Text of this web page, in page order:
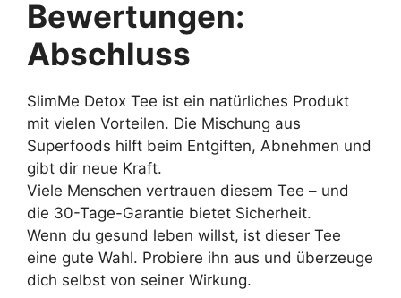
Bewertungen:
Abschluss
SlimMe Detox Tee ist ein natürliches Produkt
mit vielen Vorteilen. Die Mischung aus
Superfoods hilft beim Entgiften, Abnehmen und
gibt dir neue Kraft.
Viele Menschen vertrauen diesem Tee – und
die 30-Tage-Garantie bietet Sicherheit.
Wenn du gesund leben willst, ist dieser Tee
eine gute Wahl. Probiere ihn aus und überzeuge
dich selbst von seiner Wirkung.